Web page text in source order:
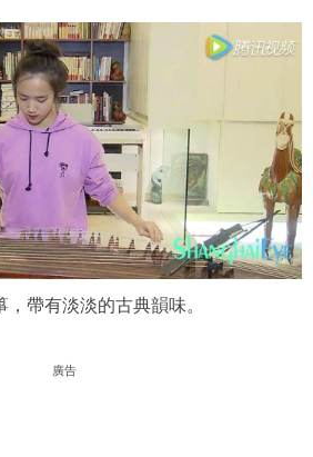
帶有淡淡的古典韻味。
廣告